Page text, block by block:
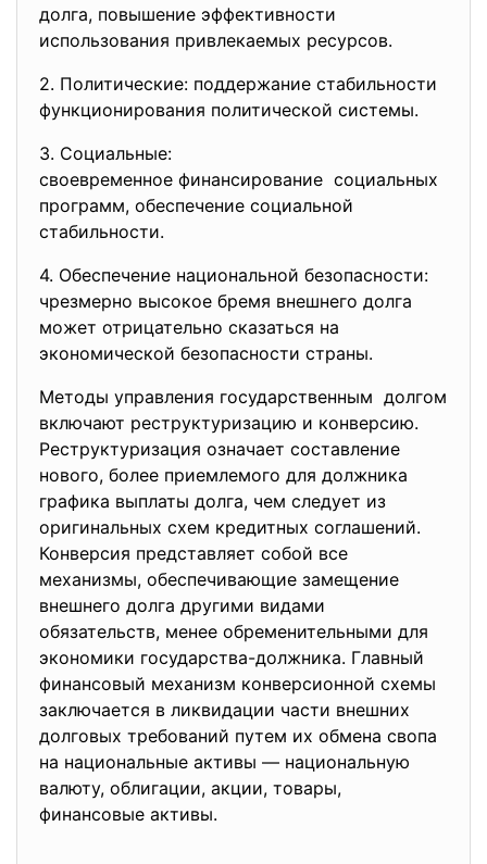
долга, повышение эффективности
использования привлекаемых ресурсов.
2. Политические: поддержание стабильности
функционирования политической системы.
3. Социальные:
своевременное финансирование социальных
программ, обеспечение социальной
стабильности.
4. Обеспечение национальной безопасности:
чрезмерно высокое бремя внешнего долга
может отрицательно сказаться на
экономической безопасности страны.
Методы управления государственным долгом
включают реструктуризацию и конверсию.
Реструктуризация означает составление
нового, более приемлемого для должника
графика выплаты долга, чем следует из
оригинальных схем кредитных соглашений.
Конверсия представляет собой все
механизмы, обеспечивающие замещение
внешнего долга другими видами
обязательств, менее обременительными для
экономики государства-должника. Главный
финансовый механизм конверсионной схемы
заключается в ликвидации части внешних
долговых требований путем их обмена свопа
на национальные активы — национальную
валюту, облигации, акции, товары,
финансовые активы.